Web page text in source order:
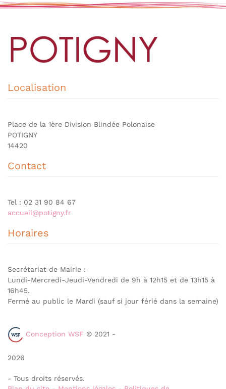
Localisation
Place de la 1ère Division Blindée Polonaise
POTIGNY
14420
Contact
Tel : 02 31 90 84 67
accueil@potigny.fr
Horaires
Secrétariat de Mairie :
Lundi-Mercredi-Jeudi-Vendredi de 9h à 12h15 et de 13h15 à
16h45.
Fermé au public le Mardi (sauf si jour férié dans la semaine)
Conception WSF © 2021 -
2026
- Tous droits réservés.